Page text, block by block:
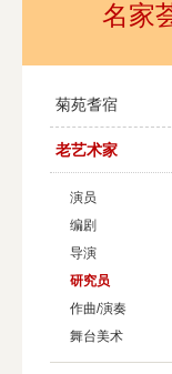
荣誉榜名家
菊苑耆宿
老艺术家
演员
编剧
导演
研究员
作曲/演奏
舞台美术